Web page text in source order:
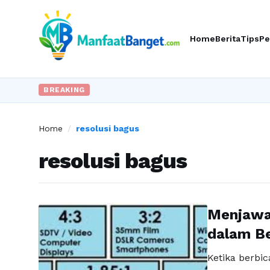
HomeBeritaTips
BREAKING
Home / resolusi bagus
resolusi bagus
dalam
Ketika